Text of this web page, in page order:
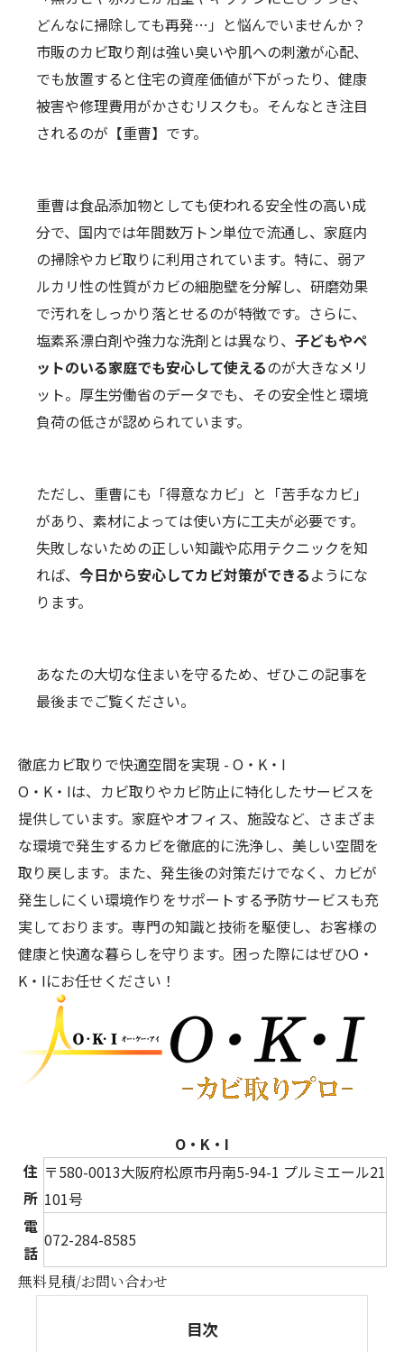
どんなに掃除しても再発…」と悩んでいませんか？
市販のカビ取り剤は強い臭いや肌への刺激が心配、
でも放置すると住宅の資産価値が下がったり、健康
被害や修理費用がかさむリスクも。そんなとき注目
されるのが【重曹】です。
重曹は食品添加物としても使われる安全性の高い成
分で、国内では年間数万トン単位で流通し、家庭内
の掃除やカビ取りに利用されています。特に、弱ア
ルカリ性の性質がカビの細胞壁を分解し、研磨効果
で汚れをしっかり落とせるのが特徴です。さらに、
塩素系漂白剤や強力な洗剤とは異なり、 子どもやペ
ットのいる家庭でも安心して使えるのが大きなメリ
ット。厚生労働省のデータでも、その安全性と環境
負荷の低さが認められています。
ただし、重曹にも「得意なカビ」と「苦手なカビ」
があり、素材によっては使い方に工夫が必要です。
失敗しないための正しい知識や応用テクニックを知
れば、 今日から安心してカビ対策ができるようにな
ります。
あなたの大切な住まいを守るため、ぜひこの記事を
最後までご覧ください。
徹底カビ取りで快適空間を実現 - O・K・I
O・K・Iは、 カビ取りやカビ防止に特化したサービスを
提供しています。家庭やオフィス、施設など、さまざま
な環境で発生するカビを徹底的に洗浄し、美しい空間を
取り戻します。また、発生後の対策だけでなく、カビが
発生しにくい環境作りをサポートする予防サービスも充
実しております。専門の知識と技術を駆使し、お客様の
健康と快適な暮らしを守ります。困った際にはぜひO・
K・Iにお任せください！
O・K・I
住
所
〒580-0013大阪府松原市丹南5-94-1 プルミエール21
101号
電
話
072-284-8585
無料見積/お問い合わせ
目次